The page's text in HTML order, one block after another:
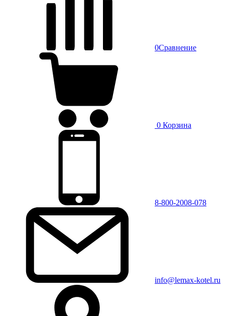
0Сравнение
0 Корзина
8-800-2008-078
info@lemax-kotel.ru